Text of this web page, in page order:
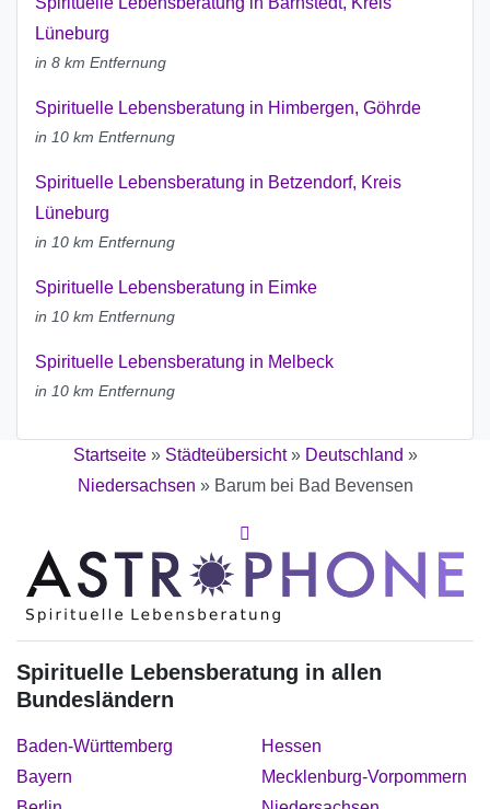
Lüneburg
in 8 km Entfernung
Spirituelle Lebensberatung in Himbergen, Göhrde
in 10 km Entfernung
Spirituelle Lebensberatung in Betzendorf, Kreis
Lüneburg
in 10 km Entfernung
Spirituelle Lebensberatung in Eimke
in 10 km Entfernung
Spirituelle Lebensberatung in Melbeck
in 10 km Entfernung
Startseite» Städteübersicht» Deutschland »
Niedersachsen » Barum bei Bad Bevensen
Spirituelle Lebensberatung in allen
Bundesländern
Baden-Württemberg
Bayern
Hessen
Mecklenburg-Vorpommern